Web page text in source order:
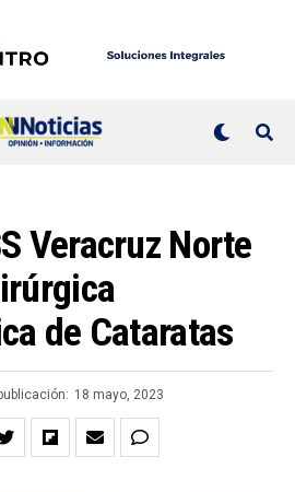
Veracruz Norte
de Cataratas
18 mayo, 2023